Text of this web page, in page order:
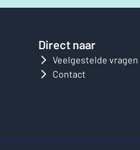
Direct naar
Veelgestelde vragen
Contact